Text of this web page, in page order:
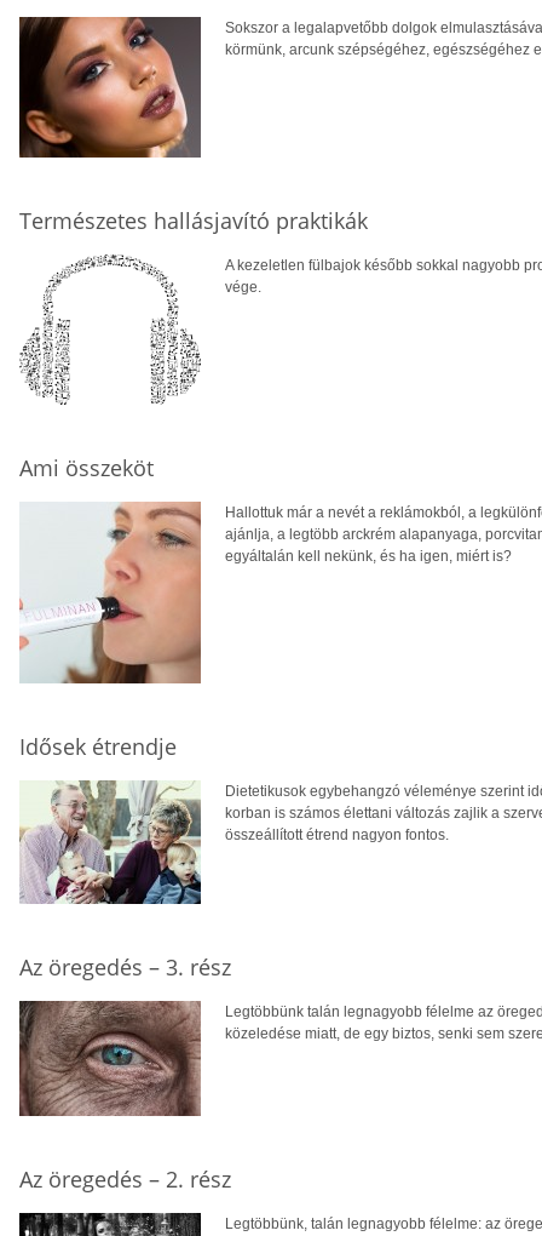
Sokszor a legalapvetőbb dolgok
körmünk, arcunk szépségéhez, egészségéhez
Természetes hallásjavító praktikák
A kezeletlen fülbajok később sokkal nagyobb
vége.
Ami összeköt
Hallottuk már a nevét a reklámokból, a
ajánlja, a legtöbb arckrém alapanyaga,
egyáltalán kell nekünk, és ha igen, miért is?
Idősek étrendje
Dietetikusok egybehangzó véleménye szerint
korban is számos élettani változás zajlik a
összeállított étrend nagyon fontos.
Az öregedés – 3. rész
Legtöbbünk talán legnagyobb félelme az
közeledése miatt, de egy biztos, senki sem
Az öregedés – 2. rész
Legtöbbünk, talán legnagyobb félelme: az